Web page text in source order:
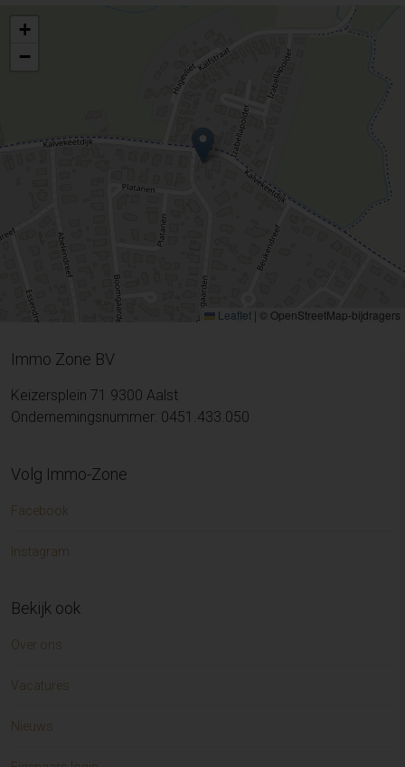
+
−
Leaflet | © OpenStreetMap-bijdragers
Immo Zone BV
Keizersplein 71 9300 Aalst
Ondernemingsnummer: 0451.433.050
Volg Immo-Zone
Facebook
Instagram
Bekijk ook
Over ons
Vacatures
Nieuws